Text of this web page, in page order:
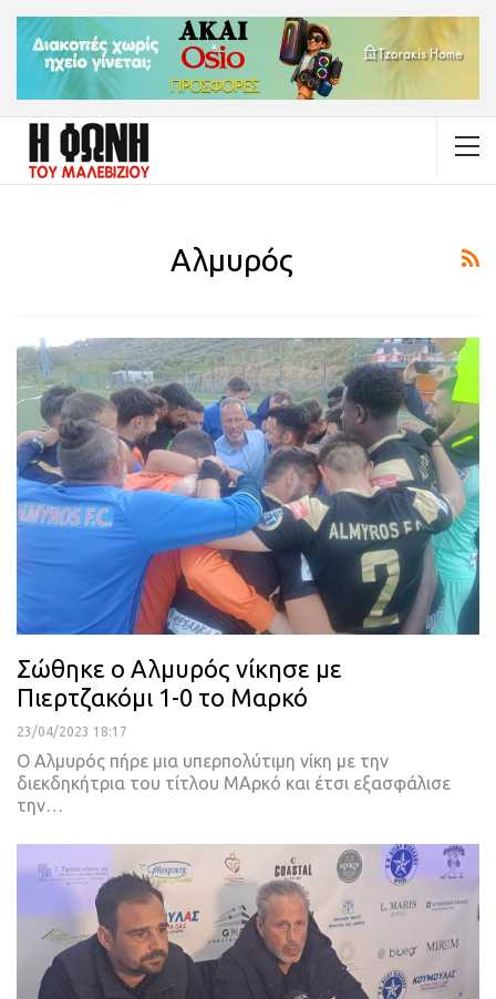
Αλμυρός
Σώθηκε ο Αλμυρός νίκησε με
Πιερτζακόμι 1-0 το Μαρκό
23/04/2023 18:17
Ο Αλμυρός πήρε μια υπερπολύτιμη νίκη με την
διεκδηκήτρια του τίτλου ΜΑρκό και έτσι εξασφάλισε
την…